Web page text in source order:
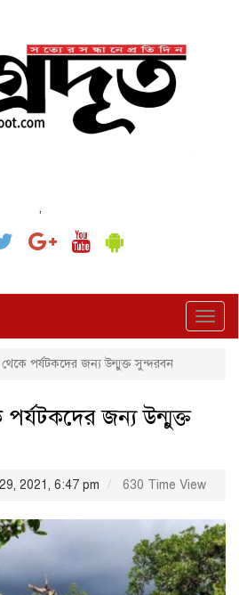
,
থেকে পর্যটকদের জন্য উন্মুক্ত সুন্দরবন
পর্যটকদের জন্য উন্মুক্ত
2021, 6:47 pm 630 Time View